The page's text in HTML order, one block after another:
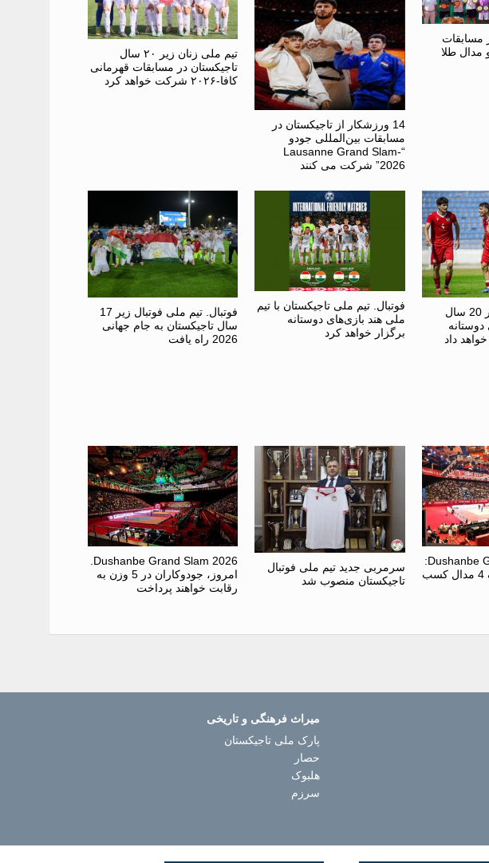
مسابقات
مدال طلا
14 ورزشکار از تاجیکستان در
مسابقات بین‌المللی جودو
“Lausanne Grand Slam-
2026” شرکت می کنند
تیم ملی زنان زیر ۲۰ سال
تاجیکستان در مسابقات قهرمانی
کافا-۲۰۲۶ شرکت خواهد کرد
تیم ملی فوتبال زیر 20 سال
دوستانه
داد
فوتبال. تیم ملی تاجیکستان با تیم
ملی هند بازی‌های دوستانه
برگزار خواهد کرد
فوتبال. تیم ملی فوتبال زیر 17
سال تاجیکستان به جام جهانی
2026 راه یافت
Dushanbe Grand Slam 2026:
کشتی‌گیران تاجیک 4 مدال کسب
سرمربی جدید تیم ملی فوتبال
تاجیکستان منصوب شد
امروز، جودوکاران در 5 وزن به
رقابت خواهند پرداخت
میراث فرهنگی و تاریخی
پارک ملی تاجیکستان
حصار
هلبوک
سرزم